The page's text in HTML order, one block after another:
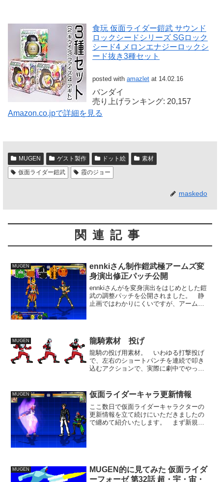
食玩 仮面ライダー鎧武 サウンド
ロックシードシリーズ SGロック
シード4 メロンエナジーロックシ
ード抜き3種セット
posted with amazlet at 14.02.16
バンダイ
売り上げランキング: 20,157
Amazon.co.jpで詳細を見る
MUGEN ゲスト製作 ドット絵
素材
仮面ライダー鎧武
霞のジョー
maskedo
関連記事
MUGEN
ennkiさん制作鎧武極アームズ変
身演出修正パッチ公開
ennkiさんがを変身演出をはじめとした鎧
武の調整パッチを公開されました。 静
止画ではわかりにくいですが、アームズ
MUGEN 龍騎素材 投げ
龍騎の投げ用素材。 いわゆる打撃投げ
で、左右のショートパンチを連続で叩き
込むアクションで、実際に劇中でやって
攻撃でしたが、龍騎の素人っぽい闘い方
とは雰囲気が合っていたの...
MUGEN 仮面ライダーキャラ更新情報
ここ数日で仮面ライダーキャラクターの
更新情報を立て続けにいただきましたの
で纏めて紹介いたします。 まず新規公
MUGEN
MUGEN的に見てみた 仮面ライダ
ーフォーゼ 第32話 超・宇・宙・